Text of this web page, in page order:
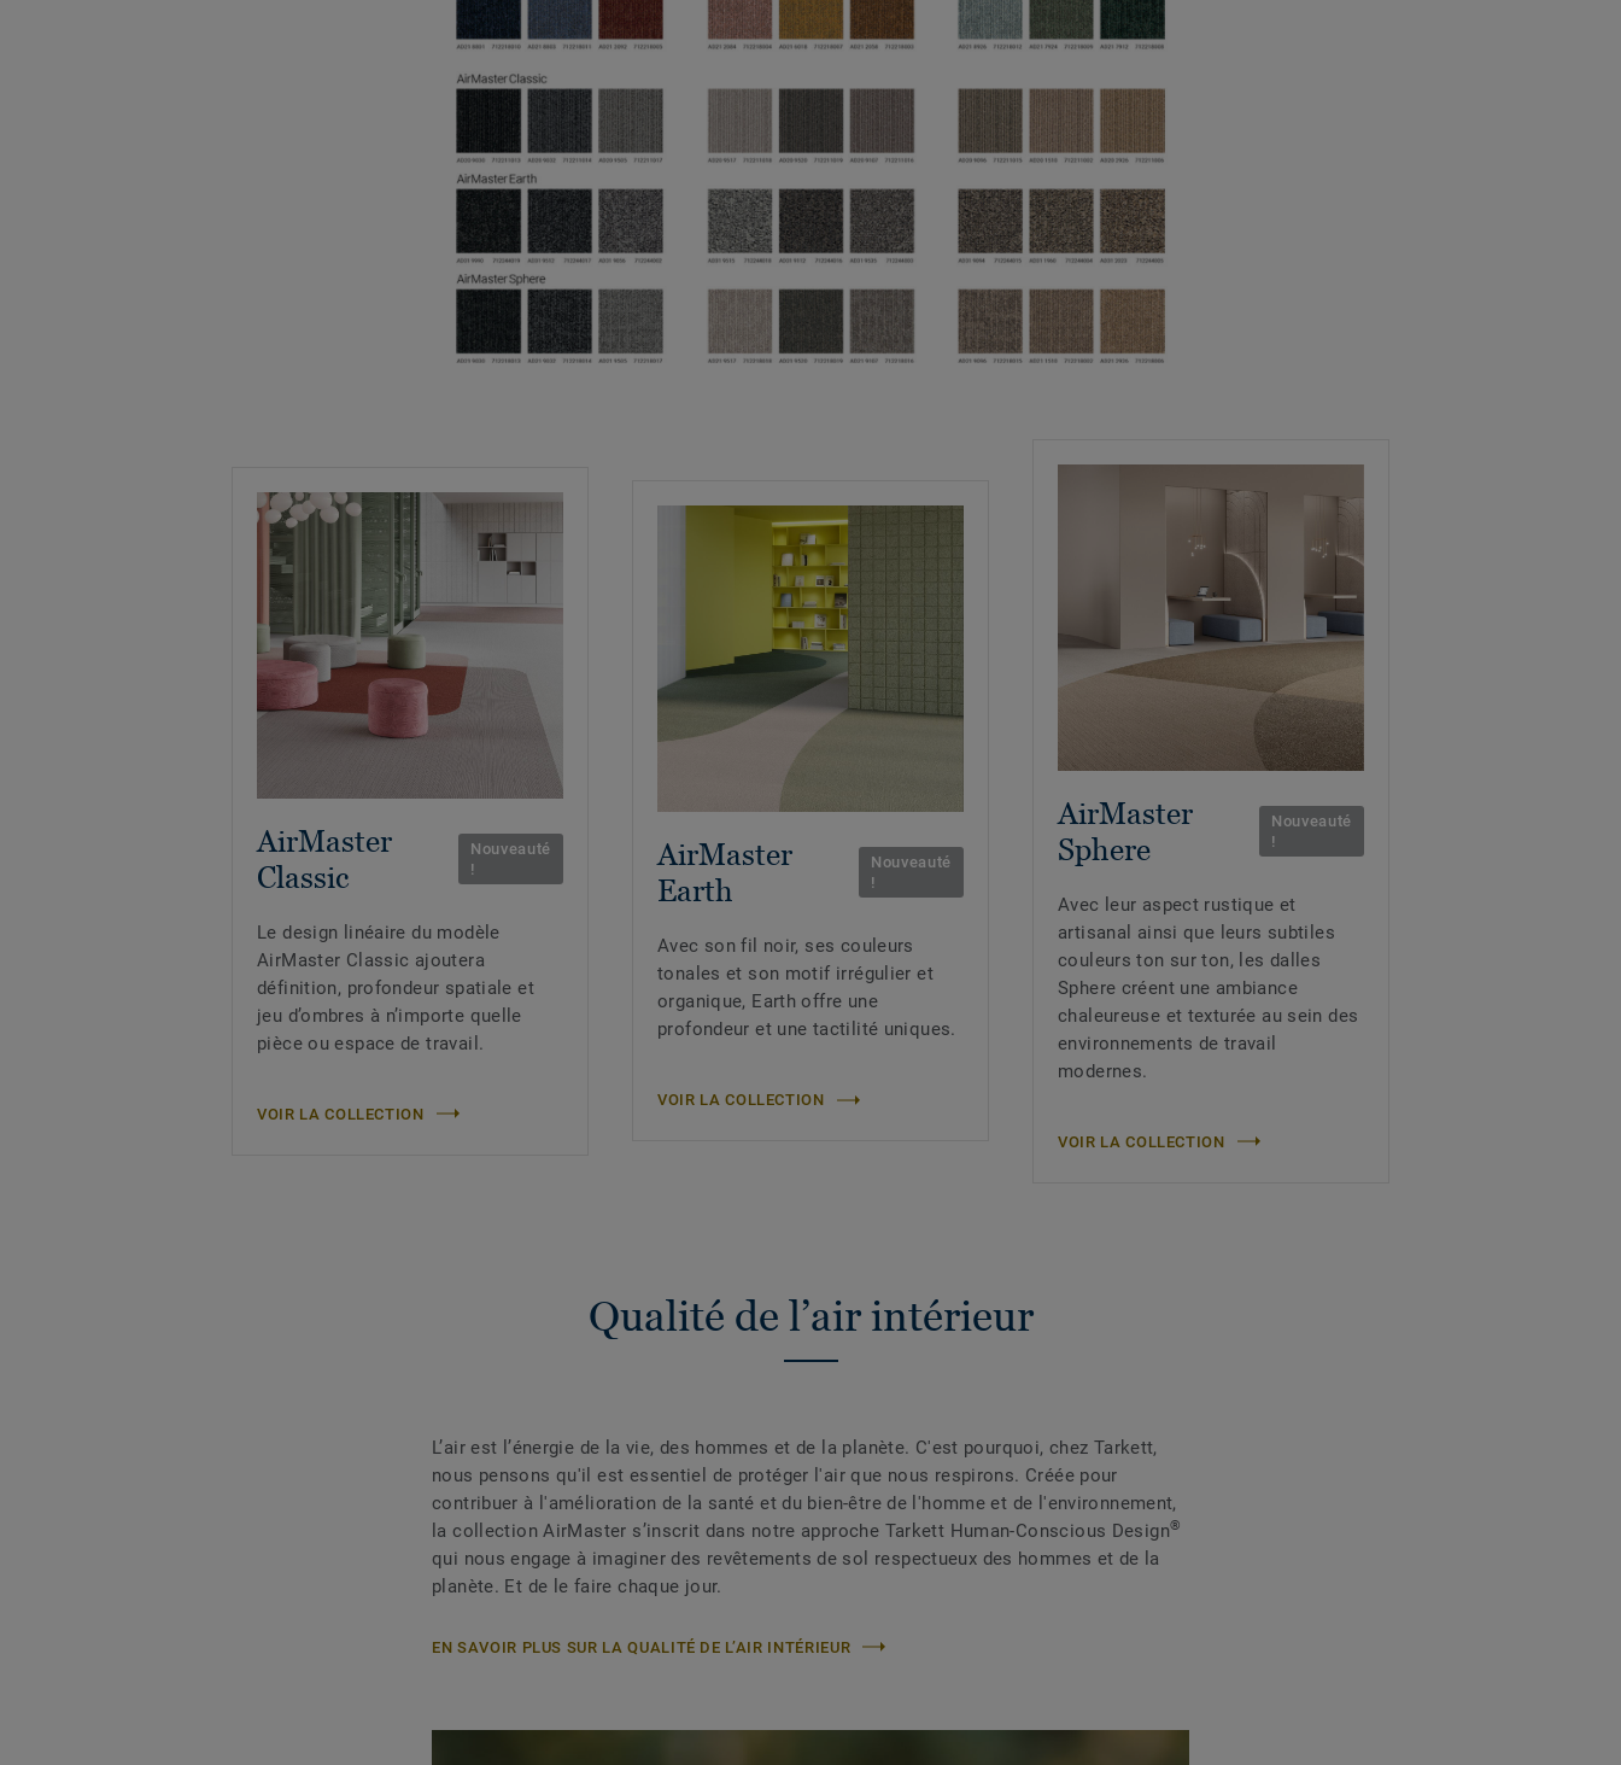
AirMaster
Classic
Nouveauté
!
Le design linéaire du modèle
AirMaster Classic ajoutera
définition, profondeur spatiale et
jeu d’ombres à n’importe quelle
pièce ou espace de travail.
VOIR LA COLLECTION
AirMaster
Earth
Nouveauté
!
Avec son fil noir, ses couleurs
tonales et son motif irrégulier et
organique, Earth offre une
profondeur et une tactilité uniques.
VOIR LA COLLECTION
AirMaster
Sphere
Nouveauté
!
Avec leur aspect rustique et
artisanal ainsi que leurs subtiles
couleurs ton sur ton, les dalles
Sphere créent une ambiance
chaleureuse et texturée au sein des
environnements de travail
modernes.
VOIR LA COLLECTION
Qualité de l’air intérieur
L’air est l’énergie de la vie, des hommes et de la planète. C'est pourquoi, chez Tarkett,
nous pensons qu'il est essentiel de protéger l'air que nous respirons. Créée pour
contribuer à l'amélioration de la santé et du bien-être de l'homme et de l'environnement,
la collection AirMaster s’inscrit dans notre approche Tarkett Human-Conscious Design®
qui nous engage à imaginer des revêtements de sol respectueux des hommes et de la
planète. Et de le faire chaque jour.
EN SAVOIR PLUS SUR LA QUALITÉ DE L’AIR INTÉRIEUR